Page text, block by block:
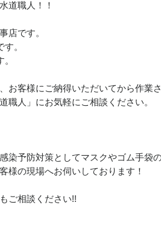
道職人！！
店です。
。
お客様にご納得いただいてから作業
職人」にお気軽にご相談ください。
染予防対策としてマスクやゴム手袋
様の現場へお伺いしております！
ご相談ください!!